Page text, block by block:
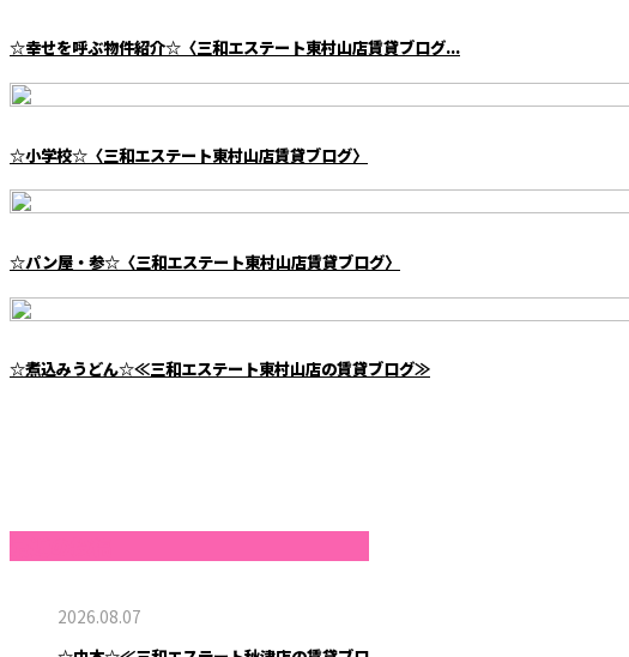
☆幸せを呼ぶ物件紹介☆〈三和エステート東村山店賃貸ブログ...
☆小学校☆〈三和エステート東村山店賃貸ブログ〉
☆パン屋・参☆〈三和エステート東村山店賃貸ブログ〉
☆煮込みうどん☆≪三和エステート東村山店の賃貸ブログ≫
2026.08.07